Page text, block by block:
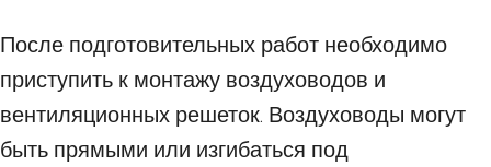
После подготовительных работ необходимо
приступить к монтажу воздуховодов и
вентиляционных решеток. Воздуховоды могут
быть прямыми или изгибаться под